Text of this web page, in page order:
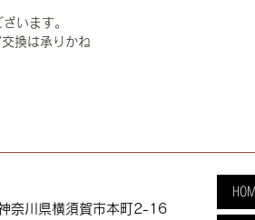
います。
換は承りかね
奈川県横須賀市本町2-16